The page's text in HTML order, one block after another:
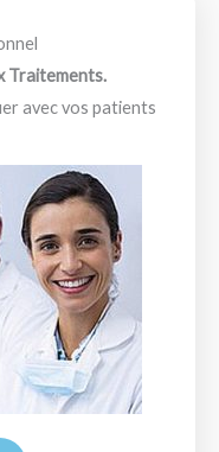
Traitements.
avec vos patients